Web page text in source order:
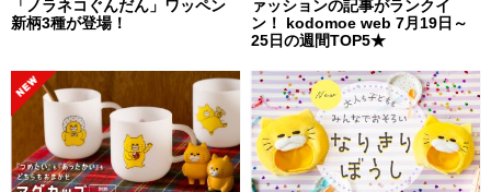
「ノラネコぐんだん」ワッペン
新柄3種が登場！
ァッションの記事がランクイ
ン！ kodomoe web 7月19日～
25日の週間TOP5★